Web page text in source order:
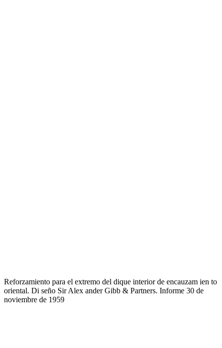
Reforzamiento para el extremo del dique interior de encauzam ien to
oriental. Di­ seño Sir Alex ander Gibb & Partners. Informe 30 de
noviembre de 1959